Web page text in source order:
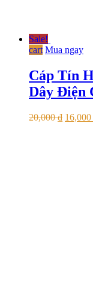
Sale!
cart Mua ngay
Cáp Tín
Dây Điện
20,000₫ 16,000